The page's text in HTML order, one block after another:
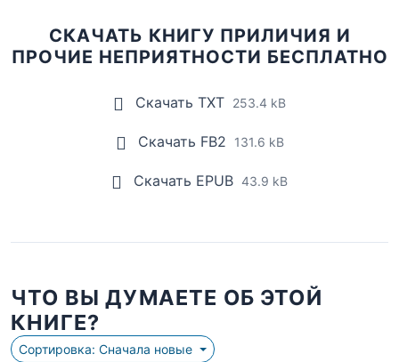
СКАЧАТЬ КНИГУ ПРИЛИЧИЯ И
ПРОЧИЕ НЕПРИЯТНОСТИ БЕСПЛАТНО
Скачать TXT 253.4 kB
Скачать FB2 131.6 kB
Скачать EPUB 43.9 kB
ЧТО ВЫ ДУМАЕТЕ ОБ ЭТОЙ
КНИГЕ?
Сортировка: Сначала новые